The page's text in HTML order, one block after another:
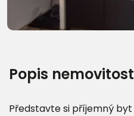
Popis
Představte si příjemný byt